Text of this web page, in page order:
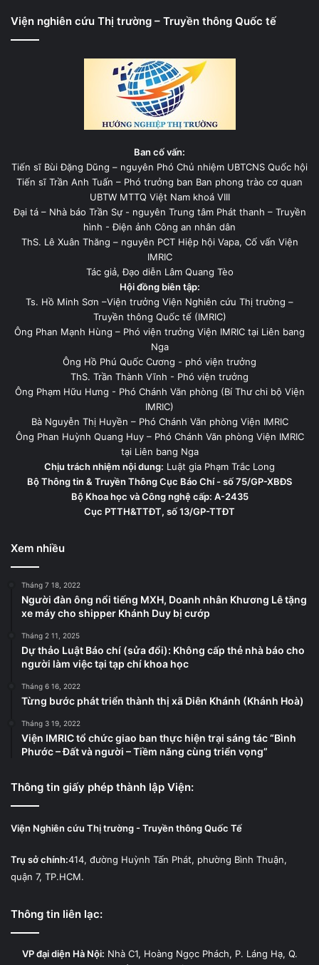
Viện nghiên cứu Thị trường – Truyền thông Quốc tế
Ban cố vấn:
Tiến sĩ Bùi Đặng Dũng – nguyên Phó Chủ nhiệm UBTCNS Quốc hội
Tiến sĩ Trần Anh Tuấn – Phó trưởng ban Ban phong trào cơ quan
UBTW MTTQ Việt Nam khoá VIII
Đại tá – Nhà báo Trần Sự - nguyên Trung tâm Phát thanh – Truyền
hình - Điện ảnh Công an nhân dân
ThS. Lê Xuân Thăng – nguyên PCT Hiệp hội Vapa, Cố vấn Viện
IMRIC
Tác giả, Đạo diễn Lâm Quang Tèo
Hội đồng biên tập:
Ts. Hồ Minh Sơn –Viện trưởng Viện Nghiên cứu Thị trường –
Truyền thông Quốc tế (IMRIC)
Ông Phan Mạnh Hùng – Phó viện trưởng Viện IMRIC tại Liên bang
Nga
Ông Hồ Phú Quốc Cương - phó viện trưởng
ThS. Trần Thành Vĩnh - Phó viện trưởng
Ông Phạm Hữu Hưng - Phó Chánh Văn phòng (Bí Thư chi bộ Viện
IMRIC)
Bà Nguyễn Thị Huyền – Phó Chánh Văn phòng Viện IMRIC
Ông Phan Huỳnh Quang Huy – Phó Chánh Văn phòng Viện IMRIC
tại Liên bang Nga
Chịu trách nhiệm nội dung: Luật gia Phạm Trắc Long
Bộ Thông tin & Truyền Thông Cục Báo Chí - số 75/GP-XBĐS
Bộ Khoa học và Công nghệ cấp: A-2435
Cục PTTH&TTĐT, số 13/GP-TTĐT
Xem nhiều
Tháng 7 18, 2022
Người đàn ông nổi tiếng MXH, Doanh nhân Khương Lê tặng
xe máy cho shipper Khánh Duy bị cướp
Tháng 2 11, 2025
Dự thảo Luật Báo chí (sửa đổi): Không cấp thẻ nhà báo cho
người làm việc tại tạp chí khoa học
Tháng 6 16, 2022
Từng bước phát triển thành thị xã Diên Khánh (Khánh Hoà)
Tháng 3 19, 2022
Viện IMRIC tổ chức giao ban thực hiện trại sáng tác “Bình
Phước – Đất và người – Tiềm năng cùng triển vọng”
Thông tin giấy phép thành lập Viện:
Viện Nghiên cứu Thị trường - Truyền thông Quốc Tế
Trụ sở chính:414, đường Huỳnh Tấn Phát, phường Bình Thuận,
quận 7, TP.HCM.
Thông tin liên lạc:
VP đại diện Hà Nội: Nhà C1, Hoàng Ngọc Phách, P. Láng Hạ, Q.